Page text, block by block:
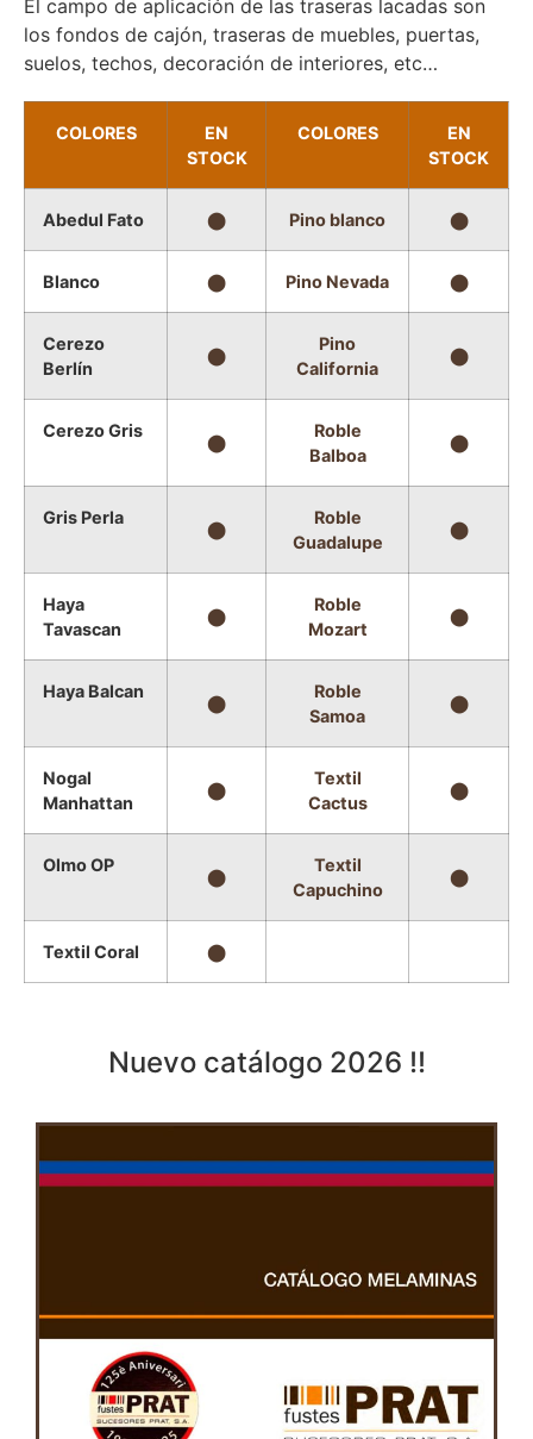
El campo de aplicación de las traseras lacadas son
los fondos de cajón, traseras de muebles, puertas,
suelos, techos, decoración de interiores, etc…
COLORES
EN
STOCK
COLORES
EN
STOCK
Abedul Fato ⬤ Pino blanco ⬤
Blanco ⬤ Pino Nevada ⬤
Cerezo
Berlín
⬤
Pino
California
⬤
Cerezo Gris
⬤
Roble
Balboa
⬤
Gris Perla
⬤
Roble
Guadalupe
⬤
Haya
Tavascan
⬤
Roble
Mozart
⬤
Haya Balcan
⬤
Roble
Samoa
⬤
Nogal
Manhattan
⬤
Textil
Cactus
⬤
Olmo OP
⬤
Textil
Capuchino
⬤
Textil Coral ⬤
Nuevo catálogo 2026 !!